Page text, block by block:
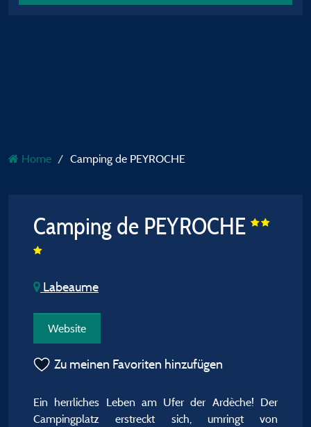
Home Camping de PEYROCHE
Camping de PEYROCHE
Labeaume
Website
Zu meinen Favoriten hinzufügen
Ein herrliches Leben am Ufer der Ardèche! Der
Campingplatz erstreckt sich, umringt von